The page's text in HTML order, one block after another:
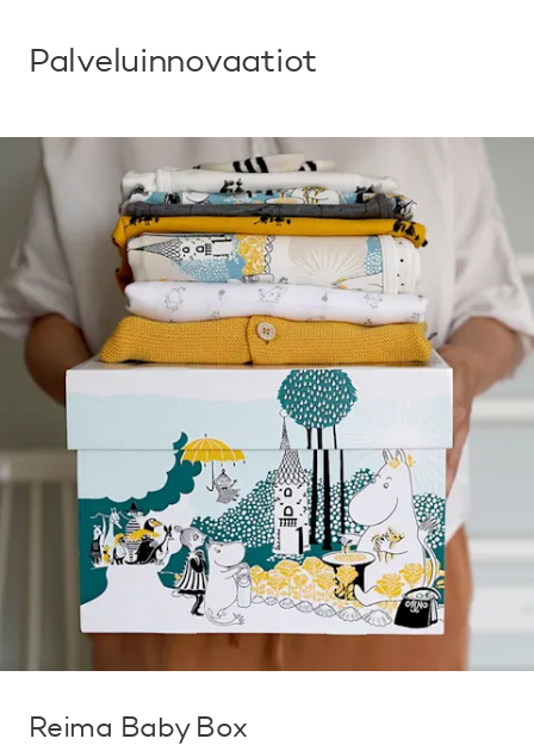
Palveluinnovaatiot
Reima Baby Box